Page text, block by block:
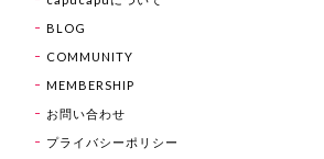
BLOG
COMMUNITY
MEMBERSHIP
お問い合わせ
プライバシーポリシー